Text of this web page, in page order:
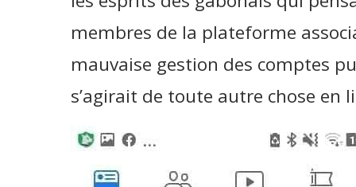
membres de la plateforme
mauvaise gestion des comptes
s’agirait de toute autre chose en